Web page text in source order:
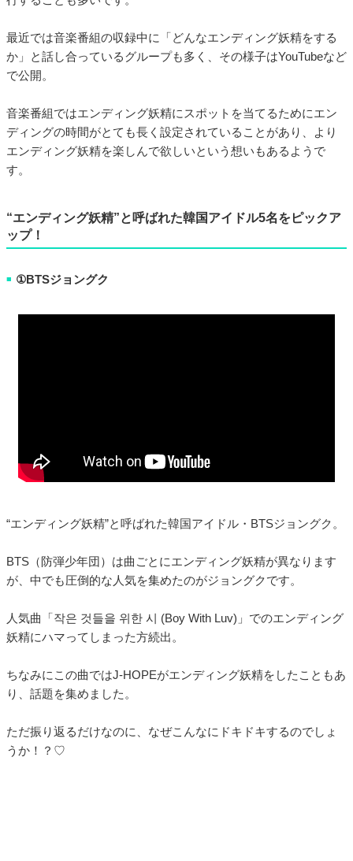
最近では音楽番組の収録中に「どんなエンディング妖精をする
か」と話し合っているグループも多く、その様子はYouTubeなど
で公開。
音楽番組ではエンディング妖精にスポットを当てるためにエン
ディングの時間がとても長く設定されていることがあり、より
エンディング妖精を楽しんで欲しいという想いもあるようで
す。
“エンディング妖精”と呼ばれた韓国アイドル5名をピックア
ップ！
■ ①BTSジョングク
“エンディング妖精”と呼ばれた韓国アイドル・BTSジョングク。
BTS（防弾少年団）は曲ごとにエンディング妖精が異なります
が、中でも圧倒的な人気を集めたのがジョングクです。
人気曲「작은 것들을 위한 시 (Boy With Luv)」でのエンディング
妖精にハマってしまった方続出。
ちなみにこの曲ではJ-HOPEがエンディング妖精をしたこともあ
り、話題を集めました。
ただ振り返るだけなのに、なぜこんなにドキドキするのでしょ
うか！？♡